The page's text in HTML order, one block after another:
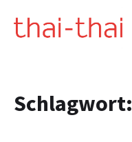
Schlagwort: